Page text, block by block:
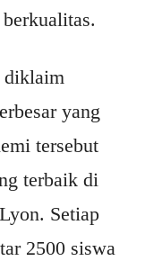
diklaim
yang
tersebut
terbaik di
Setiap
2500 siswa